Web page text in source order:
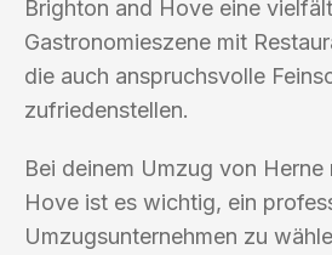
Brighton and Hove eine
Gastronomieszene mit
die auch anspruchsvolle
zufriedenstellen.
Bei deinem Umzug von
Hove ist es wichtig, ein
Umzugsunternehmen zu